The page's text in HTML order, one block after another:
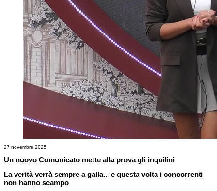
27 novembre 2025
Un nuovo Comunicato mette alla prova gli inquilini
La verità verrà sempre a galla... e questa volta i concorrenti
non hanno scampo